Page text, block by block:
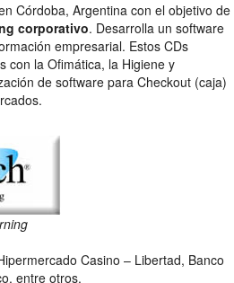
Córdoba, Argentina con el objetivo de
corporativo. Desarrolla un software
empresarial. Estos CDs
con la Ofimática, la Higiene y
de software para Checkout (caja)
Casino – Libertad, Banco
entre otros.